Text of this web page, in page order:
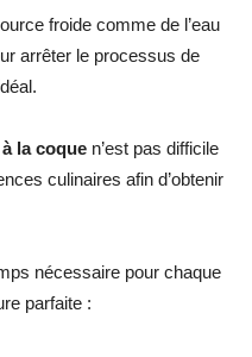
froide comme de l’eau
arrêter le processus de
la coque n’est pas difficile
culinaires afin d’obtenir
nécessaire pour chaque
parfaite :